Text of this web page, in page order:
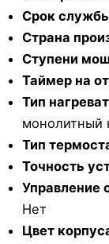
Срок
Страна
Ступени
Таймер на
Тип
монолитный
Тип
Точность
Управление
Нет
Цвет